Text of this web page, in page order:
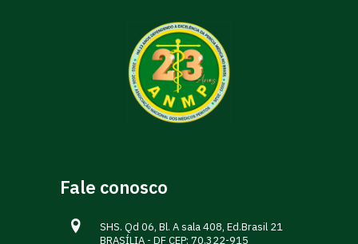
Fale conosco
SHS. Qd 06, Bl. A sala 408, Ed.Brasil 21
BRASÍLIA - DF CEP: 70.322-915